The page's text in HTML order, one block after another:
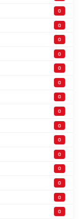
0
0
0
0
0
0
0
0
0
0
0
0
0
0
0